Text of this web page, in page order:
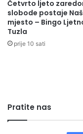
Četvrto ljeto
slobode postaje
mjesto – Bingo
Tuzla
prije 10 sati
Pratite nas